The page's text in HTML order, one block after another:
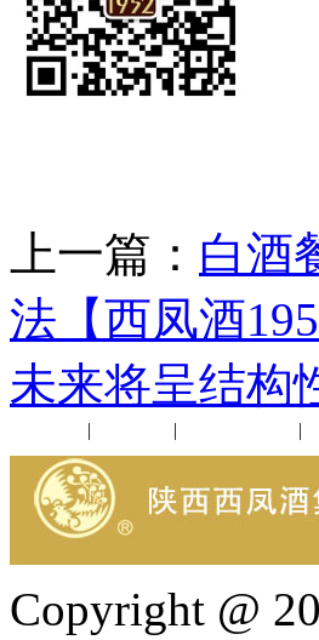
上一篇： 白酒
法【西凤酒
未来将呈结构
| | |
Copyright @